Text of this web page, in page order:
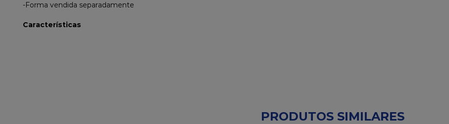
-Forma vendida separadamente
Características
PRODUTOS SIMILARES